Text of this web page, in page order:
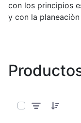
con los principios
y con la